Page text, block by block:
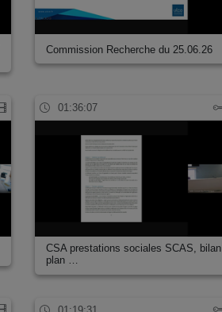
Commission Recherche du 25.06.26
01:36:07
CSA prestations sociales SCAS, bilan
plan …